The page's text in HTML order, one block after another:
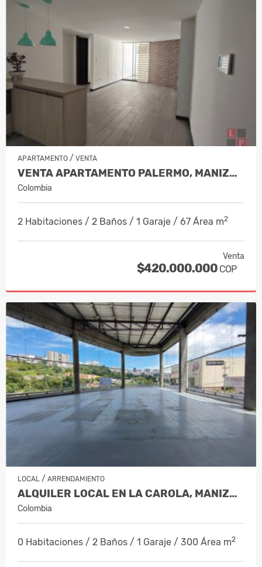
APARTAMENTO / VENTA
VENTA APARTAMENTO PALERMO, MANIZALE…
Colombia
2 Habitaciones / 2 Baños / 1 Garaje / 67 Área m2
Venta
$420.000.000 COP
LOCAL / ARRENDAMIENTO
ALQUILER LOCAL EN LA CAROLA, MANIZALES…
Colombia
0 Habitaciones / 2 Baños / 1 Garaje / 300 Área m2